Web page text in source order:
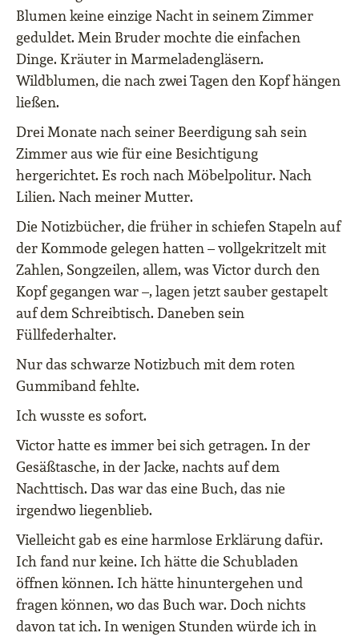
Blumen keine einzige Nacht in seinem Zimmer
geduldet. Mein Bruder mochte die einfachen
Dinge. Kräuter in Marmeladengläsern.
Wildblumen, die nach zwei Tagen den Kopf hängen
ließen.
Drei Monate nach seiner Beerdigung sah sein
Zimmer aus wie für eine Besichtigung
hergerichtet. Es roch nach Möbelpolitur. Nach
Lilien. Nach meiner Mutter.
Die Notizbücher, die früher in schiefen Stapeln auf
der Kommode gelegen hatten – vollgekritzelt mit
Zahlen, Songzeilen, allem, was Victor durch den
Kopf gegangen war –, lagen jetzt sauber gestapelt
auf dem Schreibtisch. Daneben sein
Füllfederhalter.
Nur das schwarze Notizbuch mit dem roten
Gummiband fehlte.
Ich wusste es sofort.
Victor hatte es immer bei sich getragen. In der
Gesäßtasche, in der Jacke, nachts auf dem
Nachttisch. Das war das eine Buch, das nie
irgendwo liegenblieb.
Vielleicht gab es eine harmlose Erklärung dafür.
Ich fand nur keine. Ich hätte die Schubladen
öffnen können. Ich hätte hinuntergehen und
fragen können, wo das Buch war. Doch nichts
davon tat ich. In wenigen Stunden würde ich in